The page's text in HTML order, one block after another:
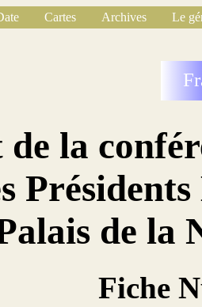
Cartes Archives
Le
la
de la
Fiche